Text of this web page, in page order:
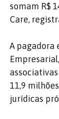
somam R$
Care,
A pagadora
11,9
jurídicas